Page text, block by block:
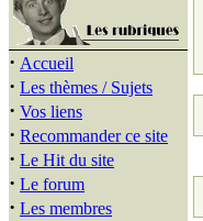
· Accueil
· Les thèmes / Sujets
· Vos liens
· Recommander ce site
· Le Hit du site
· Le forum
· Les membres